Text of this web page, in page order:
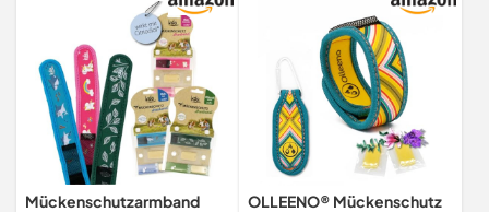
Mückenschutzarmband
OLLEENO® Mückenschutz